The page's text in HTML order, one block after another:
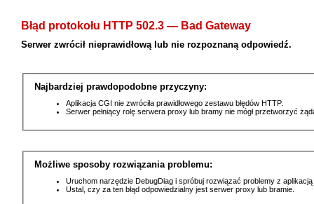
Błąd protokołu HTTP 502.3 — Bad Gateway
Serwer zwrócił nieprawidłową lub nie rozpoznaną odpowiedź.
Najbardziej prawdopodobne przyczyny:
Aplikacja CGI nie zwróciła prawidłowego zestawu błędów HTTP.
Serwer pełniący rolę serwera proxy lub bramy nie mógł przetworzyć
Możliwe sposoby rozwiązania problemu:
Uruchom narzędzie DebugDiag i spróbuj rozwiązać problemy z
Ustal, czy za ten błąd odpowiedzialny jest serwer proxy lub bramie.